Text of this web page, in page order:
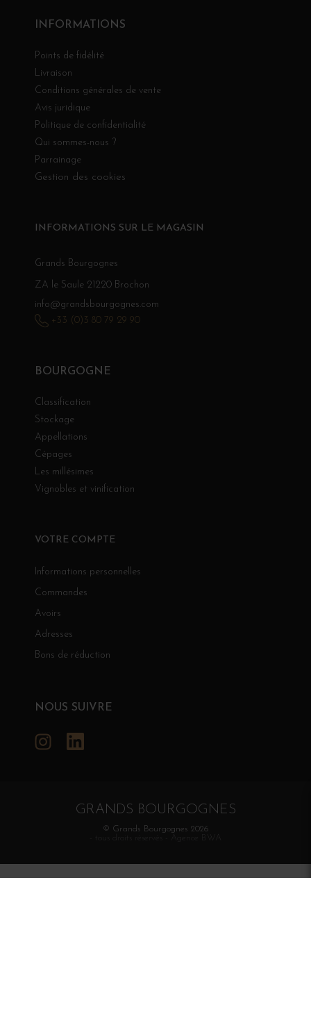
INFORMATIONS
Points de fidélité
Livraison
Conditions générales de vente
Avis juridique
Politique de confidentialité
Qui sommes-nous ?
Parrainage
Gestion des cookies
BOURGOGNE
Classification
Stockage
Appellations
Cépages
Les millésimes
Vignobles et vinification
VOTRE COMPTE
Informations personnelles
Commandes
Avoirs
Adresses
Bons de réduction
INFORMATIONS SUR LE MAGASIN
Grands Bourgognes
ZA le Saule 21220 Brochon
info@grandsbourgognes.com
+33 (0)3 80 79 29 90
NOUS SUIVRE
Instagram
GRANDS BOURGOGNES
© Grands Bourgognes 2026
Agence BWA